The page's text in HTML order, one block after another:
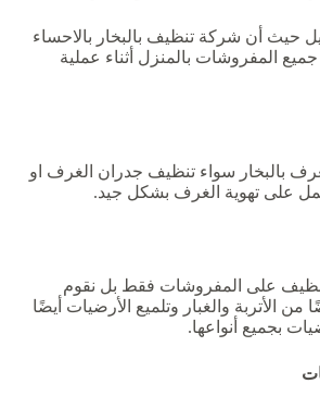
حيث أن شركة تنظيف بالبخار بالاحساء
المفروشات بالمنزل أثناء عملية
بالبخار سواء تنظيف جدران الغرف او
على تهوية الغرف بشكل جيد.
على المفروشات فقط بل نقوم
من الأتربة والغبار وتلميع الأرضيات أيضًا
بجميع أنواعها.